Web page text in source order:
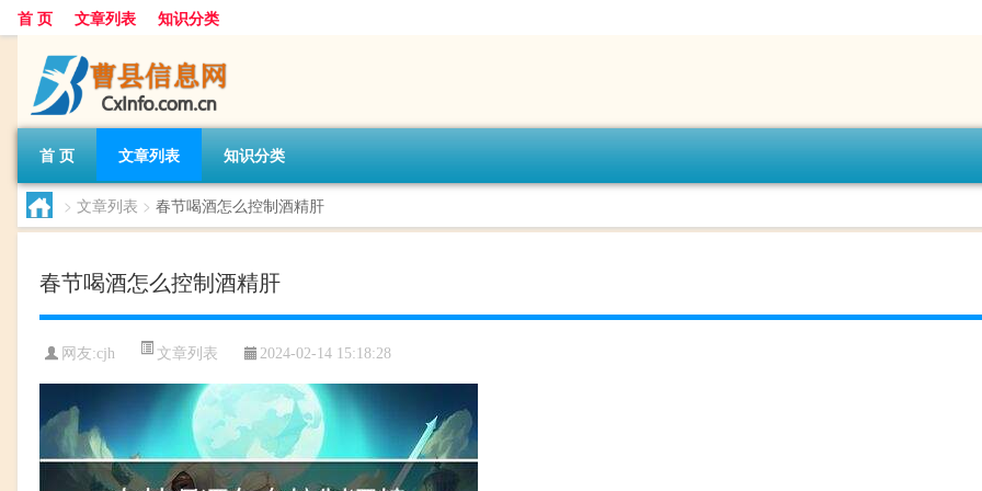
首 页 文章列表 知识分类
首 页 文章列表 知识分类
> 文章列表 > 春节喝酒怎么控制酒精肝
春节喝酒怎么控制酒精肝
网友:cjh 文章列表 2024-02-14 15:18:28